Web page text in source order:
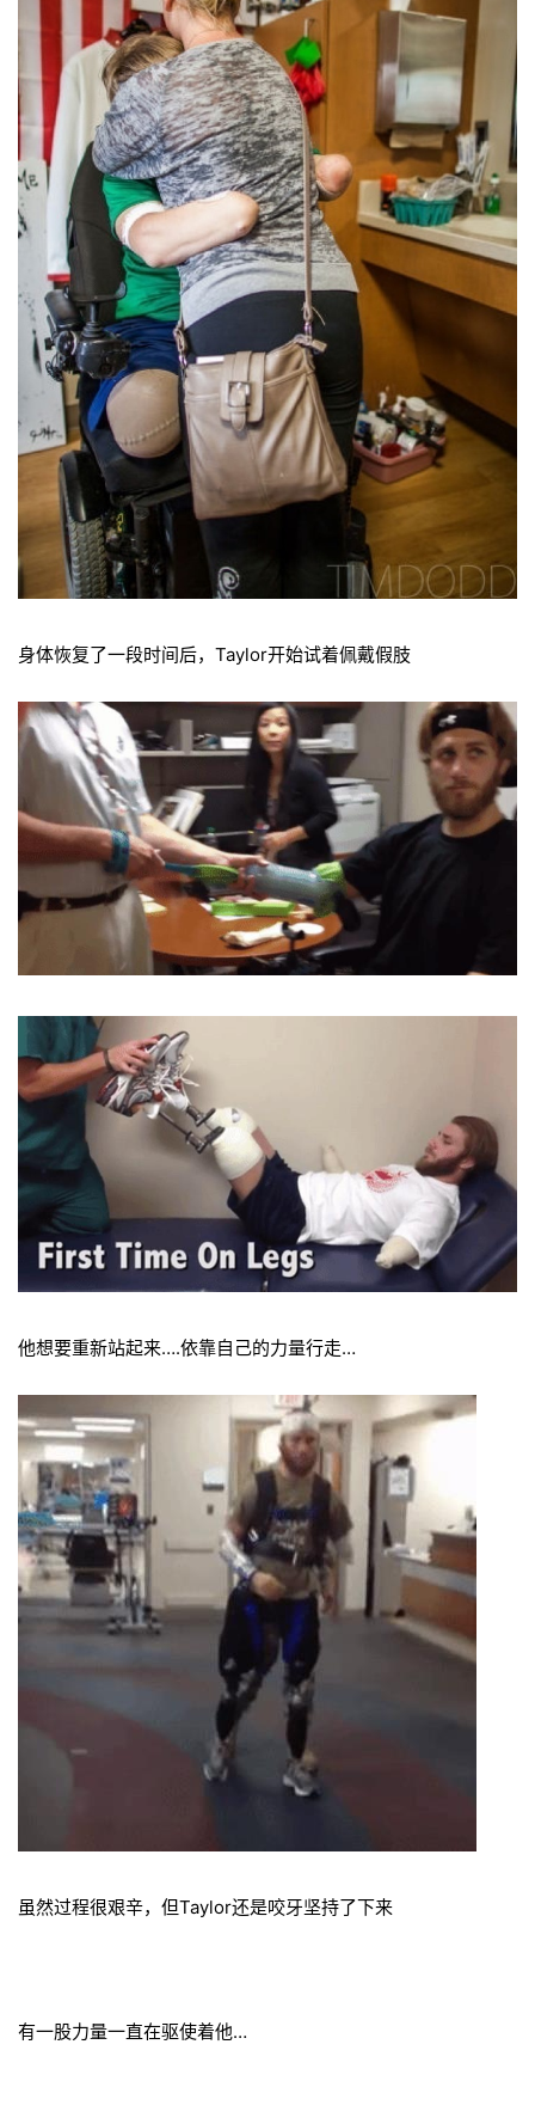
身体恢复了一段时间后，Taylor开始试着佩戴假肢
他想要重新站起来….依靠自己的力量行走…
虽然过程很艰辛，但Taylor还是咬牙坚持了下来
有一股力量一直在驱使着他…